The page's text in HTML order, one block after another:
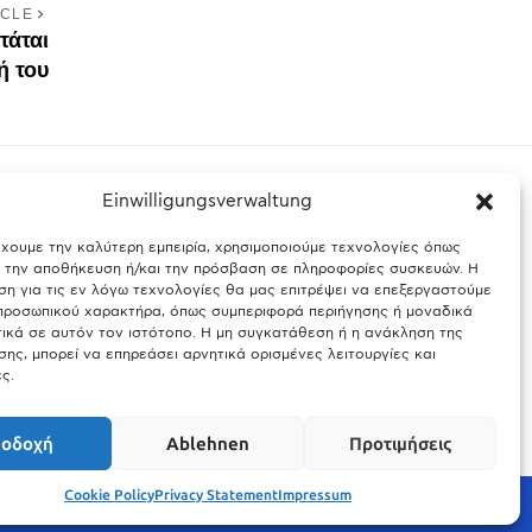
Einwilligungsverwaltung
την καλύτερη εμπειρία, χρησιμοποιούμε τεχνολογίες όπως
την αποθήκευση ή/και την πρόσβαση σε πληροφορίες συσκευών. Η
για τις εν λόγω τεχνολογίες θα μας επιτρέψει να επεξεργαστούμε
χαρακτήρα, όπως συμπεριφορά περιήγησης ή μοναδικά
σε αυτόν τον ιστότοπο. Η μη συγκατάθεση ή η ανάκληση της
μπορεί να επηρεάσει αρνητικά ορισμένες λειτουργίες και
Ablehnen Προτιμήσεις
Cookie PolicyPrivacy StatementImpressum
του
Θύελλα χτυπά το Μόναχο: Κίνδυνος από τους
ισχυρούς ανέμους και τις καταιγίδες
25.03.2026